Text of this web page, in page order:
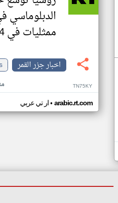
الدبلوماسي
ممثليات في 4 دول جديدة
اخبار جزر القمر
TN75KY
ار تي عربي• arabic.rt.com